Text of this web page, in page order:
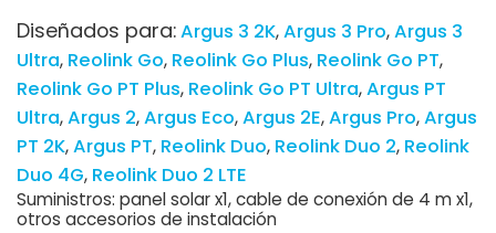
Diseñados para:Argus 3 2K Argus 3 Pro Argus 3
Ultra Reolink Go Reolink Go Plus Reolink Go PT
Reolink Go PT Plus Reolink Go PT Ultra Argus PT
Ultra Argus 2 Argus Eco Argus 2E Argus Pro Argus
PT 2K Argus PT Reolink Duo Reolink Duo 2 Reolink
Duo 4G Reolink Duo 2 LTE
Suministros: panel solar x1, cable de conexión de 4 m x1,
otros accesorios de instalación